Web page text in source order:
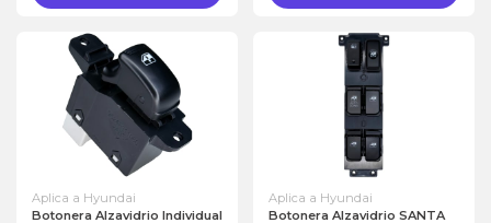
Aplica a Hyundai
Botonera Alzavidrio Individual
Aplica a Hyundai
Botonera Alzavidrio SANTA